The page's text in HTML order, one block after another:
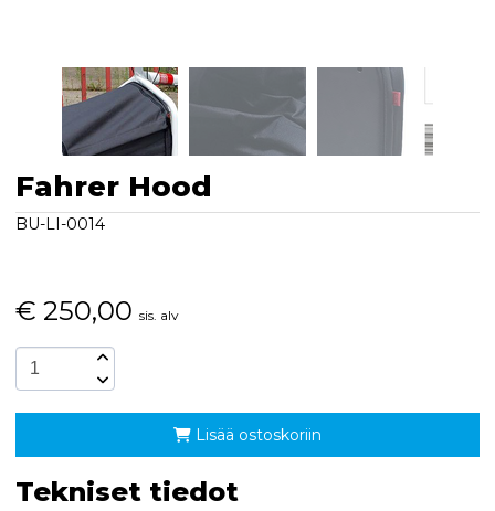
Fahrer Hood
BU-LI-0014
€ 250,00 sis. alv
Lisää ostoskoriin
Tekniset tiedot